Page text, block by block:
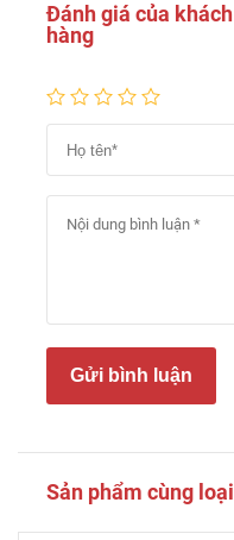
Đánh giá của khách
hàng
Gửi bình luận
Sản phẩm cùng loại